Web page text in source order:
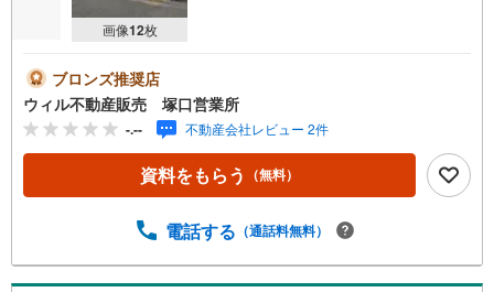
画像12枚
ブロンズ推奨店
ウィル不動産販売 塚口営業所
-.-- 不動産会社レビュー 2件
資料をもらう （無料）
電話する （通話料無料）